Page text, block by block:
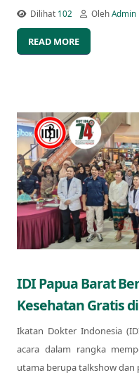
Dilihat 102 OlehAdmin
READ MORE
IDI Papua Barat
Kesehatan Gratis
Ikatan Dokter Indonesia
acara dalam rangka
utama berupa talkshow dan